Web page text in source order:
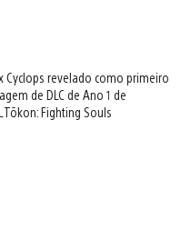
Cyclops revelado como primeiro
de DLC de Ano 1 de
Tōkon: Fighting Souls